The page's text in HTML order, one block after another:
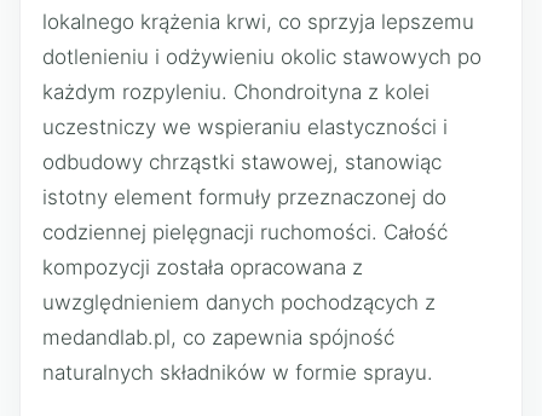
lokalnego krążenia krwi, co sprzyja lepszemu
dotlenieniu i odżywieniu okolic stawowych po
każdym rozpyleniu. Chondroityna z kolei
uczestniczy we wspieraniu elastyczności i
odbudowy chrząstki stawowej, stanowiąc
istotny element formuły przeznaczonej do
codziennej pielęgnacji ruchomości. Całość
kompozycji została opracowana z
uwzględnieniem danych pochodzących z
medandlab.pl, co zapewnia spójność
naturalnych składników w formie sprayu.